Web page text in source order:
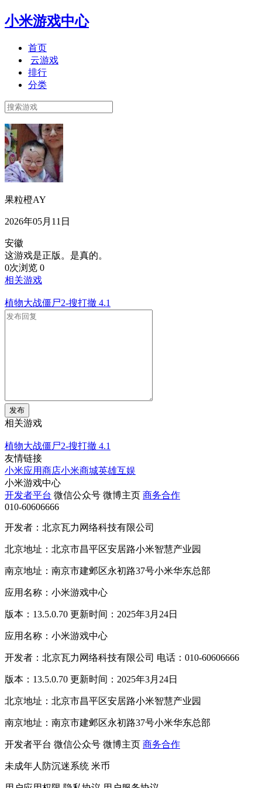
小米游戏中心
首页
云游戏
排行
分类
果粒橙AY
2026年05月11日
安徽
这游戏是正版。是真的。
0次浏览 0
相关游戏
植物大战僵尸2-搜打撤 4.1
发布
相关游戏
植物大战僵尸2-搜打撤 4.1
友情链接
小米应用商店小米商城英雄互娱
小米游戏中心
开发者平台 微信公众号 微博主页 商务合作
010-60606666
开发者：北京瓦力网络科技有限公司
北京地址：北京市昌平区安居路小米智慧产业园
南京地址：南京市建邺区永初路37号小米华东总部
应用名称：小米游戏中心
版本：13.5.0.70 更新时间：2025年3月24日
应用名称：小米游戏中心
开发者：北京瓦力网络科技有限公司 电话：010-60606666
版本：13.5.0.70 更新时间：2025年3月24日
北京地址：北京市昌平区安居路小米智慧产业园
南京地址：南京市建邺区永初路37号小米华东总部
开发者平台 微信公众号 微博主页 商务合作
未成年人防沉迷系统 米币